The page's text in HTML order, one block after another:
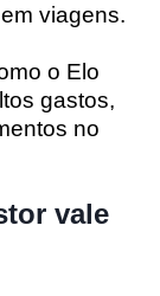
viagens.
o Elo
gastos,
no
vale